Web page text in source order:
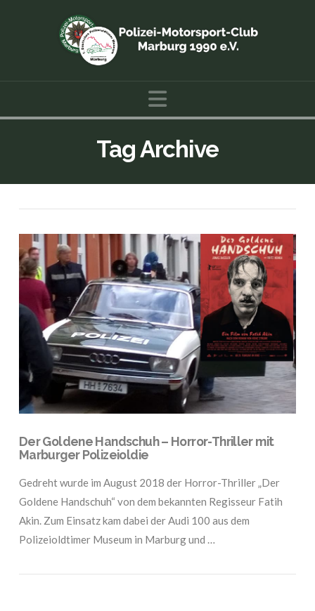
Navigation
Tag Archive
Der Goldene Handschuh – Horror-Thriller mit
Marburger Polizeioldie
Gedreht wurde im August 2018 der Horror-Thriller „Der
Goldene Handschuh“ von dem bekannten Regisseur Fatih
Akin. Zum Einsatz kam dabei der Audi 100 aus dem
Polizeioldtimer Museum in Marburg und …